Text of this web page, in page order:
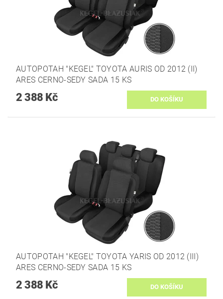
AUTOPOTAH "KEGEL" TOYOTA AURIS OD 2012 (II)
ARES CERNO-SEDY SADA 15 KS
2 388 Kč
AUTOPOTAH "KEGEL" TOYOTA YARIS OD 2012 (III)
ARES CERNO-SEDY SADA 15 KS
2 388 Kč